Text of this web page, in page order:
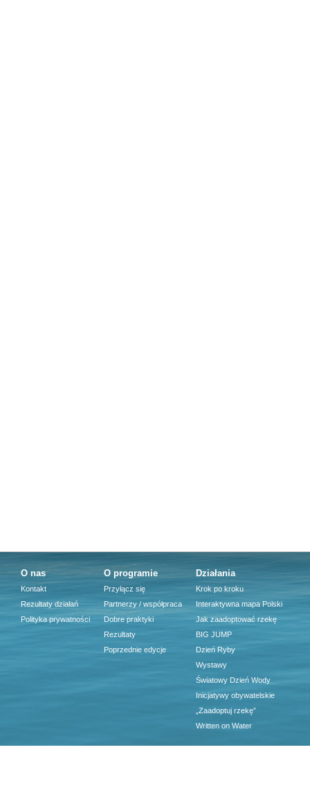
O nas
Kontakt
Rezultaty działań
Polityka prywatności
O programie
Przyłącz się
Partnerzy / współpraca
Dobre praktyki
Rezultaty
Poprzednie edycje
Działania
Krok po kroku
Interaktywna mapa Polski
Jak zaadoptować rzekę
BIG JUMP
Dzień Ryby
Wystawy
Światowy Dzień Wody
Inicjatywy obywatelskie
„Zaadoptuj rzekę”
Written on Water